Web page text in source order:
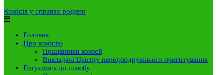
Комісія у справах родини
Головна
Про комісію
Працівники комісії
Викладачі Центру передподружнього приготування
Готуємось до шлюбу